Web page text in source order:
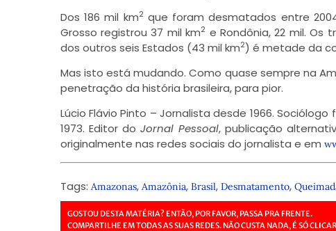
Dos 186 mil km2que foram desmatados entre
Grosso registrou 37 mil km2 e Rondônia, 22 mil. Os
dos outros seis Estados (43 mil km2) é metade da
Mas isto está mudando. Como quase sempre na
penetração da história brasileira, para pior.
Lúcio Flávio Pinto – Jornalista desde 1966.
1973. Editor doJornal Pessoal, publicação
originalmente nas redes sociais do jornalista e em
Tags: Amazonas, Amazônia, Brasil, Desmatamento,
GOSTOU DESTA MATÉRIA? ENTÃO, POR FAVOR, PASSA PRA FRENTE.
COMPARTILHE EM TODAS AS SUAS REDES. NÃO CUSTA NADA, É SÓ